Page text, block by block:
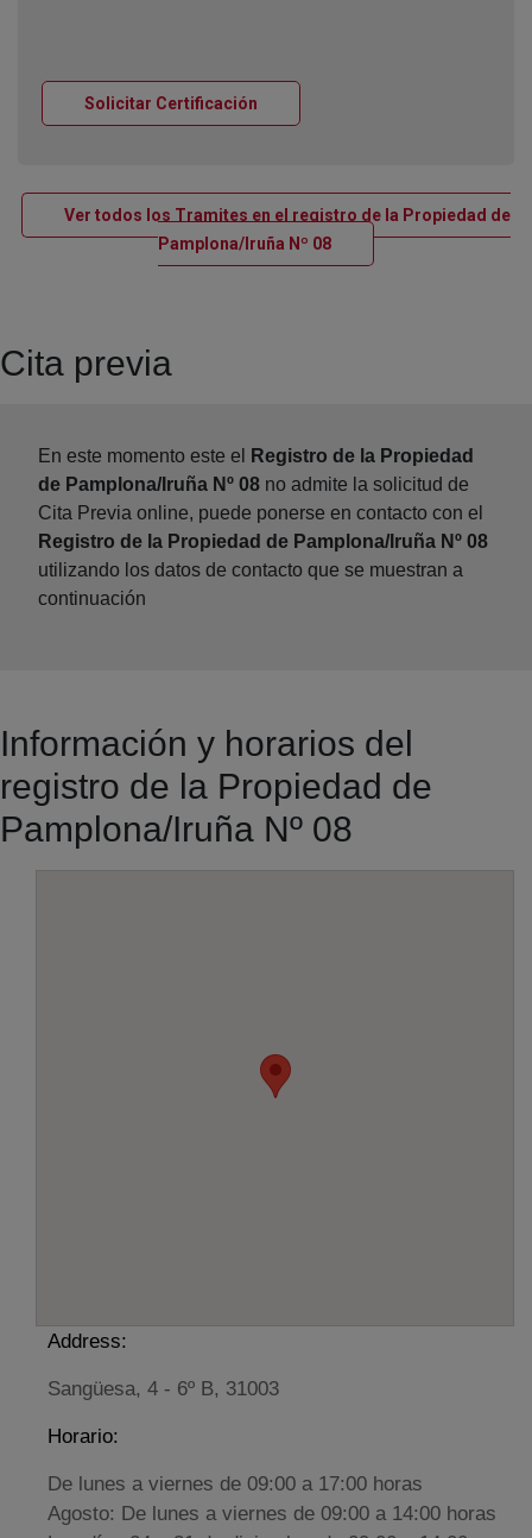
Solicitar Certificación
Ver todos los Tramites en el registro de la Propiedad de
Pamplona/Iruña Nº 08Ventana nueva
Cita previa
En este momento este el
Registro de la Propiedad
de Pamplona/Iruña Nº 08 no admite la solicitud de
Cita Previa online, puede ponerse en contacto con el
Registro de la Propiedad de Pamplona/Iruña Nº 08
utilizando los datos de contacto que se muestran a
continuación
Información y horarios del
registro de la Propiedad de
Pamplona/Iruña Nº 08
Address:
Sangüesa, 4 - 6º B, 31003
Horario:
De lunes a viernes de 09:00 a 17:00 horas
Agosto: De lunes a viernes de 09:00 a 14:00 horas